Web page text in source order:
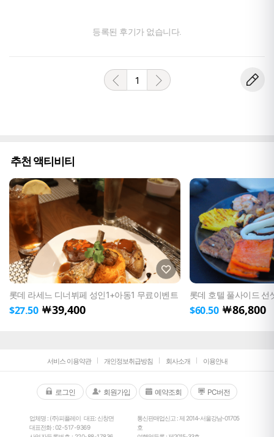
등록된 후기가 없습니다.
1
추천 액티비티
롯데 라세느 디너뷔페 성인1+아동1 무료이벤트
$27.50 ￦39,400
롯데 호텔 풀사이드 선
$60.50 ￦86,800
서비스 이용약관 개인정보취급방침 회사소개 이용안내
로그인 회원가입 예약조회 PC버전
업체명 : (주)피플레이
대표: 신창면
대표전화 :02-517-9369
통신판매업신고 : 제 2014-서울강남-01705
호